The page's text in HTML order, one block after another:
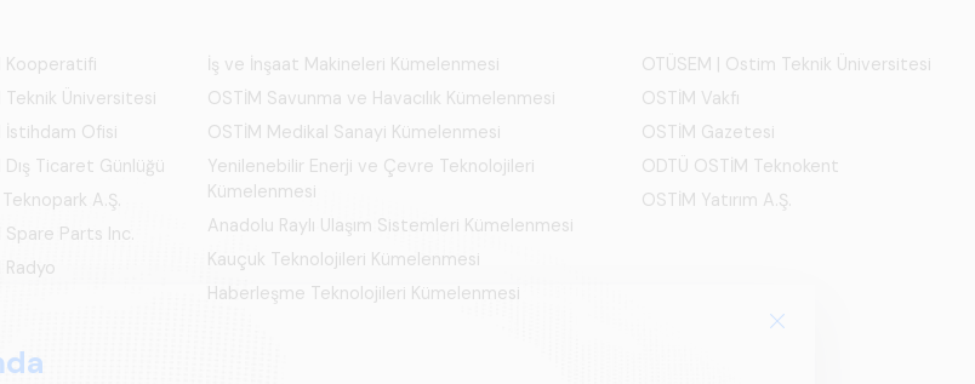
Kooperatifi
Teknik Üniversitesi
İstihdam Ofisi
Dış Ticaret Günlüğü
A.Ş.
Spare Parts Inc.
Radyo
İş ve İnşaat Makineleri Kümelenmesi
OSTİM Savunma ve Havacılık Kümelenmesi
OSTİM Medikal Sanayi Kümelenmesi
Yenilenebilir Enerji ve Çevre Teknolojileri
Kümelenmesi
Anadolu Raylı Ulaşım Sistemleri Kümelenmesi
Kauçuk Teknolojileri Kümelenmesi
Haberleşme Teknolojileri Kümelenmesi
OTÜSEM | Ostim Teknik Üniversitesi
OSTİM Vakfı
OSTİM Gazetesi
ODTÜ OSTİM Teknokent
OSTİM Yatırım A.Ş.